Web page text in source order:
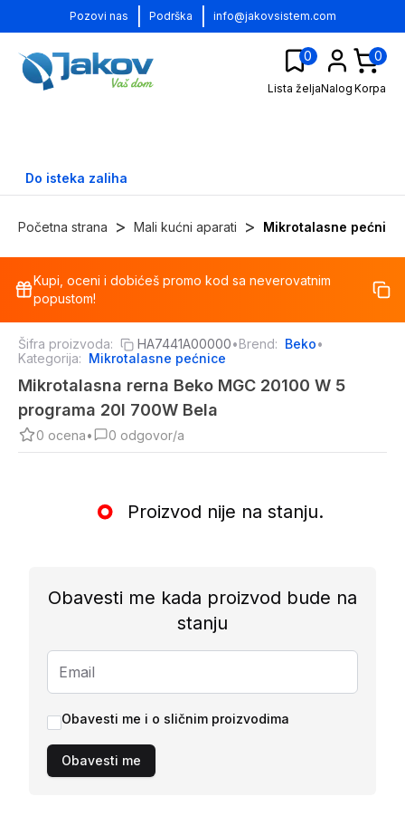
Pozovi nas Podrška info@jakovsistem.com
0
Lista željaNalog
0
Korpa
Do isteka zaliha
Početna strana > Mali kućni aparati > Mikrotalasne pećnice
%
Kupi, oceni i dobićeš promo kod sa neverovatnim
popustom!
Šifra proizvoda: HA7441A00000•Brend: Beko•
Kategorija: Mikrotalasne pećnice
Mikrotalasna rerna Beko MGC 20100 W 5
programa 20l 700W Bela
0 ocena• 0 odgovor/a
Proizvod nije na stanju.
Obavesti me kada proizvod bude na
stanju
Obavesti me i o sličnim proizvodima
Obavesti me